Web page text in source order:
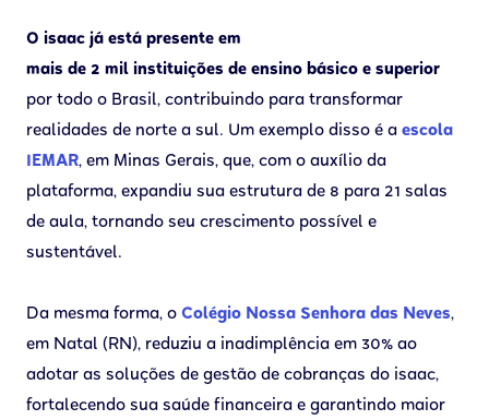
O isaac já está presente em
mais de 2 mil instituições de ensino básico e superior
por todo o Brasil, contribuindo para transformar
realidades de norte a sul. Um exemplo disso é a escola
IEMAR, em Minas Gerais, que, com o auxílio da
plataforma, expandiu sua estrutura de 8 para 21 salas
de aula, tornando seu crescimento possível e
sustentável.
Da mesma forma, o Colégio Nossa Senhora das Neves,
em Natal (RN), reduziu a inadimplência em 30% ao
adotar as soluções de gestão de cobranças do isaac,
fortalecendo sua saúde financeira e garantindo maior